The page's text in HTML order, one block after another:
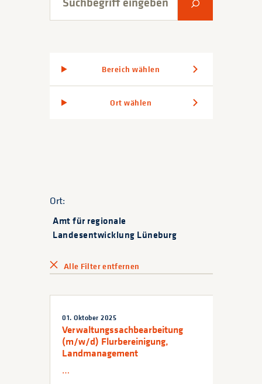
Bereich wählen
Ort wählen
Ort:
Amt für regionale
Landesentwicklung Lüneburg
Alle Filter entfernen
01. Oktober 2025
Verwaltungssachbearbeitung
(m/w/d) Flurbereinigung,
Landmanagement
…